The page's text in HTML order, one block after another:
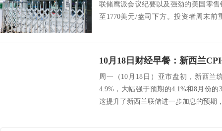
联储鹰派会议纪要以及强劲的美国零
至1770美元/盎司下方。投资者周末前
周一（10月18日）亚市盘初，新西兰
4.9%，大幅强于预期的4.1%和8月份
这提升了新西兰联储进一步加息的预期